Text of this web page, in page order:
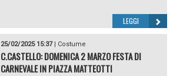
LEGGI
25/02/2025 15:37| Costume
C.CASTELLO: DOMENICA 2 MARZO FESTA DI
CARNEVALE IN PIAZZA MATTEOTTI